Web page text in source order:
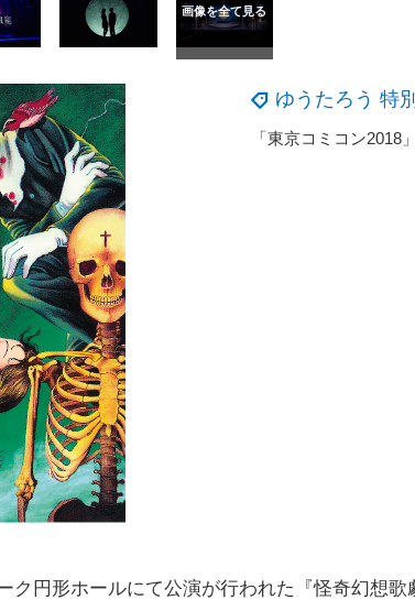
ゆうたろう 特
円形ホールにて公演が行われた『怪奇幻想歌